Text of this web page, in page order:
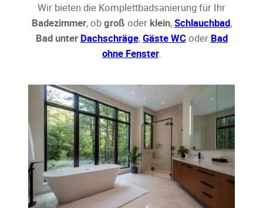
Wir bieten die Komplettbadsanierung für Ihr
Badezimmer, obgroß oder klein,Schlauchbad,
Bad unter Dachschräge,Gäste WCoder Bad
ohne Fenster.